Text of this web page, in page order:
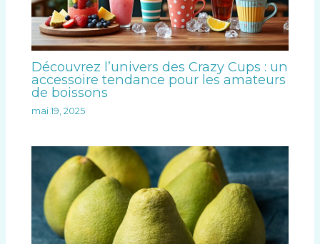
Découvrez l’univers des Crazy Cups : un
accessoire tendance pour les amateurs
de boissons
mai 19, 2025